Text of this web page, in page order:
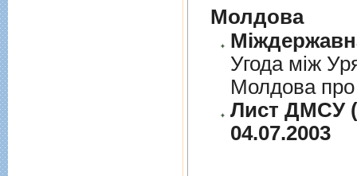
Молдова
Угода між
Молдова про
Лист ДМСУ
04.07.2003